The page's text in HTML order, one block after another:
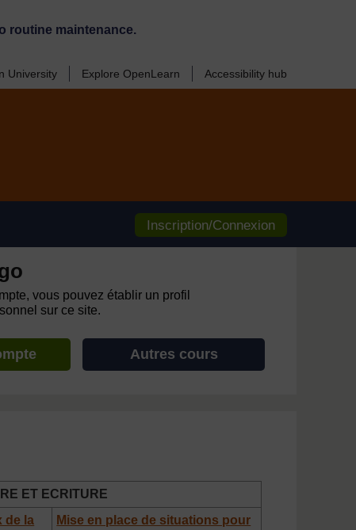
routine maintenance.
University Explore OpenLearn Accessibility hub
Inscription/Connexion
vous pouvez établir un profil
sur ce site.
Autres cours
ET ECRITURE
de la
Mise en place de situations pour